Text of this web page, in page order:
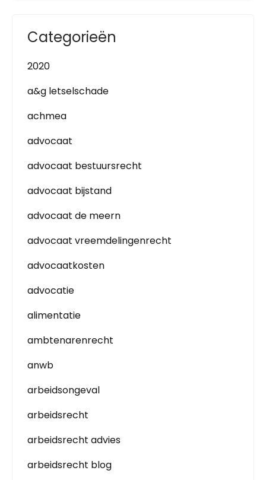
Categorieën
2020
a&g letselschade
achmea
advocaat
advocaat bestuursrecht
advocaat bijstand
advocaat de meern
advocaat vreemdelingenrecht
advocaatkosten
advocatie
alimentatie
ambtenarenrecht
anwb
arbeidsongeval
arbeidsrecht
arbeidsrecht advies
arbeidsrecht blog